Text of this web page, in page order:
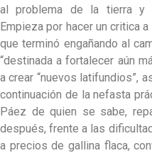
al problema de la tierra y
Empieza por hacer un critica
que terminó engañando al
“destinada a fortalecer aún
a crear “nuevos latifundios”,
continuación de la nefasta
Páez de quien se sabe,
después, frente a las
a precios de gallina flaca,